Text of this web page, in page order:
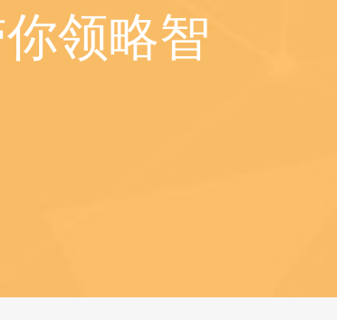
领略智